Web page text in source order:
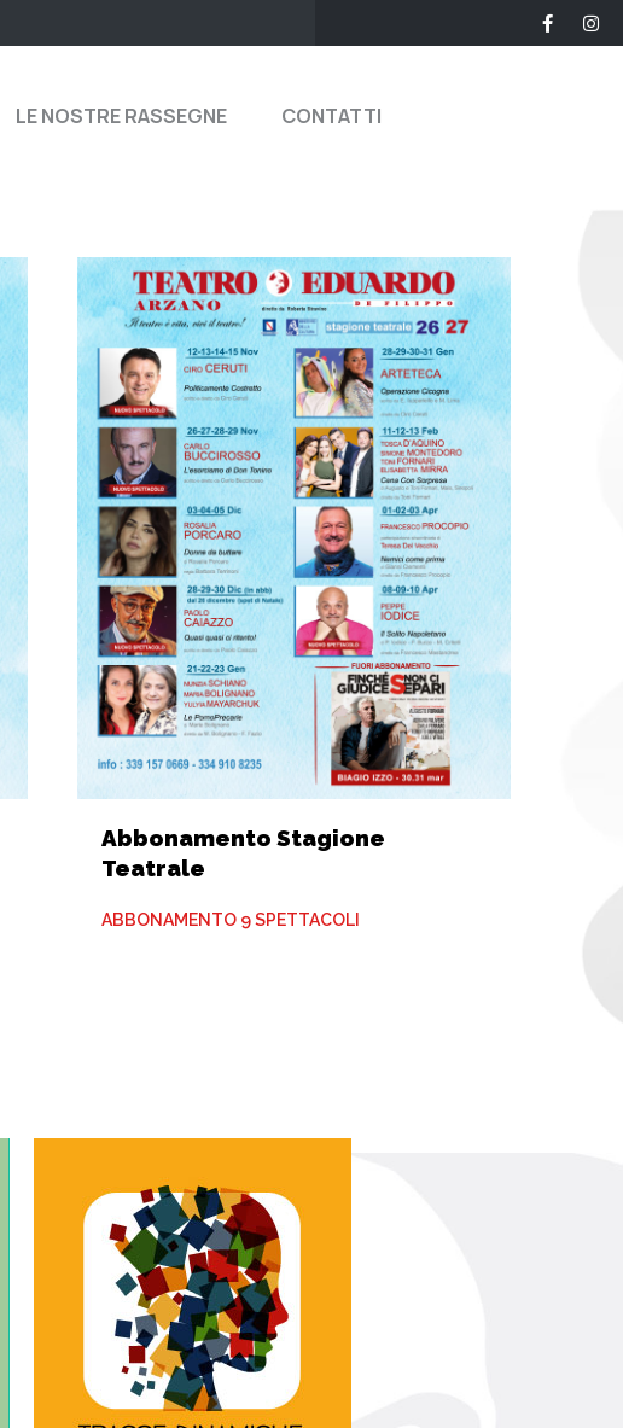
LE NOSTRE RASSEGNE CONTATTI
Abbonamento Stagione
Teatrale
ABBONAMENTO 9 SPETTACOLI
Tracce dinamiche
Tracce Dinamiche è una
rassegna di teatro
d’innovazione e sperimentale.
Continua